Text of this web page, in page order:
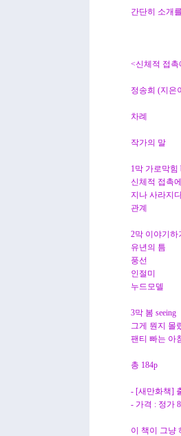
간단히 소개
<신체적 접촉
정송희 (지은
차례
작가의 말
1막 가로막힘
신체적 접촉
지나 사라지
관계
2막 이야기하
유년의 틈
풍선
인절미
누드모델
3막 봄 seeing
그게 뭔지 몰
팬티 빠는 아
총 184p
- [새만화책]
- 가격 : 정가
이 책이 그냥